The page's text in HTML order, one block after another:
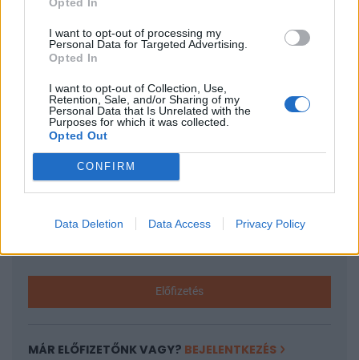
I want to opt-out of processing my
Personal Data for Targeted Advertising.
Opted In
I want to opt-out of Collection, Use,
Retention, Sale, and/or Sharing of my
Personal Data that Is Unrelated with the
Purposes for which it was collected.
Opted Out
CONFIRM
Data Deletion Data Access Privacy Policy
csoporttal. ...
KEDVES OLVASÓNK!
A keresett cikk a portfolio.hu hírarchívumához
tartozik, melynek olvasása előfizetéses
regisztrációhoz kötött.
Az előfizetés a következőket tartalmazza:
Kötéslisták: BÉT elmúlt 2 év napon belüli
kötéslistái
Előfizetés
MÁR ELŐFIZETŐNK VAGY? BEJELENTKEZÉS